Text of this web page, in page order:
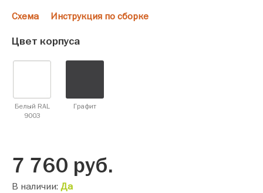
Схема Инструкция по сборке
Цвет корпуса
Белый RAL
9003
Графит
7 760 руб.
В наличии: Да